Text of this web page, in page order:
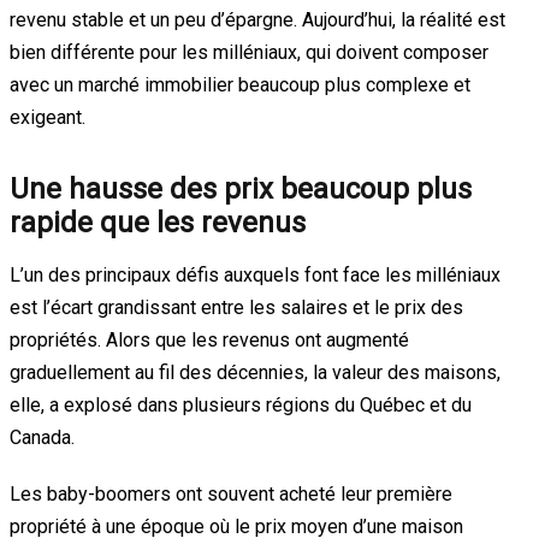
revenu stable et un peu d’épargne. Aujourd’hui, la réalité est
bien différente pour les milléniaux, qui doivent composer
avec un marché immobilier beaucoup plus complexe et
exigeant.
Une hausse des prix beaucoup plus
rapide que les revenus
L’un des principaux défis auxquels font face les milléniaux
est l’écart grandissant entre les salaires et le prix des
propriétés. Alors que les revenus ont augmenté
graduellement au fil des décennies, la valeur des maisons,
elle, a explosé dans plusieurs régions du Québec et du
Canada.
Les baby-boomers ont souvent acheté leur première
propriété à une époque où le prix moyen d’une maison